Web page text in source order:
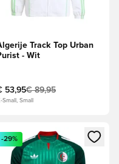
Track Top Urban
- Wit
53,95€ 89,95
Small, Small
of je aan te melden als
een venster om in te
-29%